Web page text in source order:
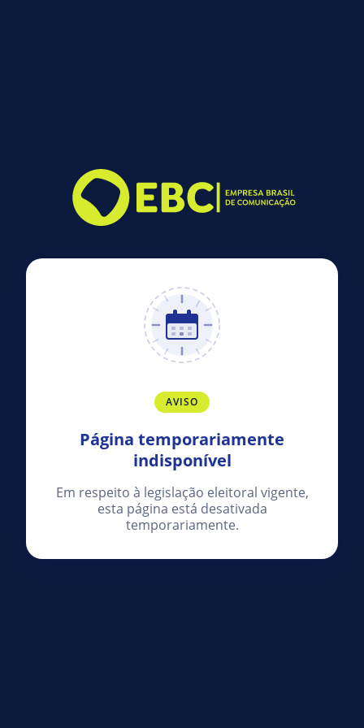
AVISO
Página temporariamente
indisponível
Em respeito à legislação eleitoral vigente,
esta página está desativada
temporariamente.